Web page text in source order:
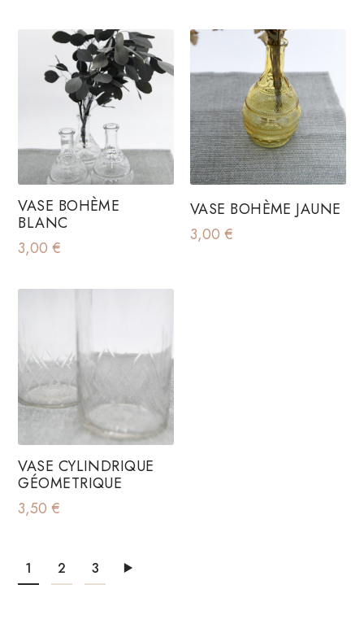
VASE BOHÈME
BLANC
3,00€
VASE BOHÈME JAUNE
3,00 €
VASE CYLINDRIQUE
GÉOMETRIQUE
3,50€
1 2 3